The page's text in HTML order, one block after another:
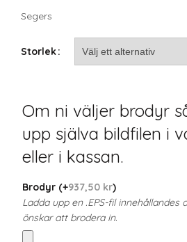
Segers
Storlek
Om ni väljer brodyr
upp själva bildfilen i
eller i kassan.
Brodyr (+937,50 kr)
Ladda upp en .EPS-fil innehållandes
önskar att brodera in.